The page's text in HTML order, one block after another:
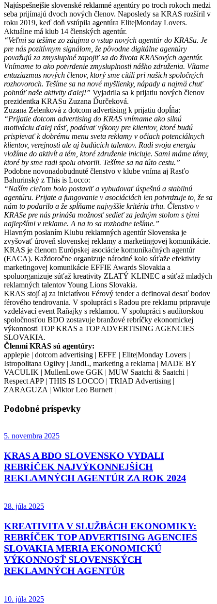
Najúspešnejšie slovenské reklamné agentúry po troch rokoch medzi
seba prijímajú dvoch nových členov. Naposledy sa KRAS rozšíril v
roku 2019, keď doň vstúpila agentúra Elite|Monday Lovers.
Aktuálne má klub 14 členských agentúr.
“Veľmi sa tešíme zo záujmu o vstup nových agentúr do KRASu. Je
pre nás pozitívnym signálom, že pôvodne digitálne agentúry
považujú za zmysluplné zapojiť sa do života KRASových agentúr.
Vnímame to ako potvrdenie zmysluplnosti nášho združenia. Vítame
entuziazmus nových členov, ktorý sme cítili pri našich spoločných
rozhovoroch. Tešíme sa na nové myšlienky, nápady a najmä chuť
pohnúť naše aktivity ďalej!” Vyjadrila sa k prijatiu nových členov
prezidentka KRASu Zuzana Ďurčeková.
Zuzana Zelenková z dotcom advertising k prijatiu dopĺňa:
“Prijatie dotcom advertising do KRAS vnímame ako silnú
motiváciu ďalej rásť, podávať výkony pre klientov, ktoré budú
prispievať k dobrému menu sveta reklamy v očiach potenciálnych
klientov, verejnosti ale aj budúcich talentov. Radi svoju energiu
vložíme do aktivít a tém, ktoré združenie iniciuje. Sami máme témy,
ktoré by sme radi spolu otvorili. Tešíme sa na túto cestu.”
Podobne novonadobudnuté členstvo v klube vníma aj Rasťo
Bahurinský z This is Locco:
“Naším cieľom bolo postaviť a vybudovať úspešnú a stabilnú
agentúru. Prijate a fungovanie v asociáciách len potvrdzuje to, že sa
nám to podarilo a že spĺňame najvyššie kritéria trhu. Členstvo v
KRASe pre nás prináša možnosť sedieť za jedným stolom s tými
najlepšími v reklame. A na to sa rozhodne tešíme.”
Hlavným poslaním Klubu reklamných agentúr Slovenska je
zvyšovať úroveň slovenskej reklamy a marketingovej komunikácie.
KRAS je členom Európskej asociácie komunikačných agentúr
(EACA). Každoročne organizuje národné kolo súťaže efektivity
marketingovej komunikácie EFFIE Awards Slovakia a
spoluorganizuje súťaž kreativity ZLATÝ KLINEC a súťaž mladých
reklamných talentov Young Lions Slovakia.
KRAS stojí aj za iniciatívou Férový tender a definoval desať bodov
férového tendrovania. V spolupráci s Radou pre reklamu pripravuje
vzdelávací event Raňajky s reklamou. V spolupráci s audítorskou
spoločnosťou BDO zostavuje branžové rebríčky ekonomickej
výkonnosti TOP KRAS a TOP ADVERTISING AGENCIES
SLOVAKIA.
Členmi KRAS sú agentúry:
applepie | dotcom advertising | EFFE | Elite|Monday Lovers |
Istropolitana Ogilvy | JandL, marketing a reklama | MADE BY
VACULIK | MullenLowe GGK | MUW Saatchi & Saatchi |
Respect APP | THIS IS LOCCO | TRIAD Advertising |
ZARAGUZA | Wiktor Leo Burnett |
Podobné príspevky
5. novembra 2025
KRAS A BDO SLOVENSKO VYDALI
REBRÍČEK NAJVÝKONNEJŠÍCH
REKLAMNÝCH AGENTÚR ZA ROK 2024
28. júla 2025
KREATIVITA V SLUŽBÁCH EKONOMIKY:
REBRÍČEK TOP ADVERTISING AGENCIES
SLOVAKIA MERIA EKONOMICKÚ
VÝKONNOSŤ SLOVENSKÝCH
REKLAMNÝCH AGENTÚR
10. júla 2025